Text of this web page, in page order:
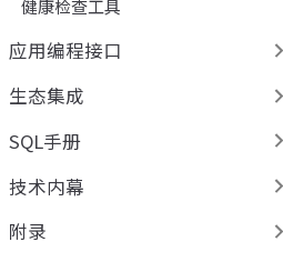
健康检查工具
应用编程接口
生态集成
SQL手册
技术内幕
附录